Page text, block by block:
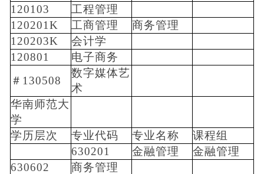
120103
工程管理
120201K
工商管理
商务管理
120203K
会计学
120801
电子商务
＃130508
数字媒体艺
术
华南师范大
学
学历层次
专业代码 专业名称
课程组
630201
金融管理
金融管理
630602
商务管理